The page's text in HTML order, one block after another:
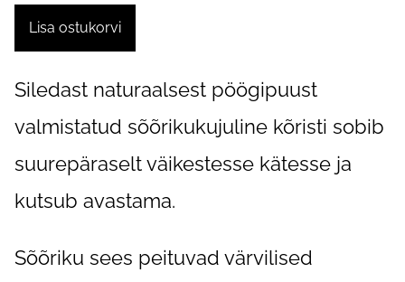
Lisa ostukorvi
Siledast naturaalsest pöögipuust
valmistatud sõõrikukujuline kõristi sobib
suurepäraselt väikestesse kätesse ja
kutsub avastama.
Sõõriku sees peituvad värvilised